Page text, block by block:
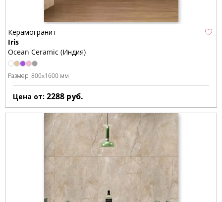
Керамогранит
Iris
Ocean Ceramic (Индия)
Размер: 800x1600 мм
Цена от: 2288 руб.